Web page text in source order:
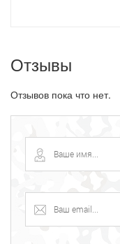
Отзывы
Отзывов пока что нет.